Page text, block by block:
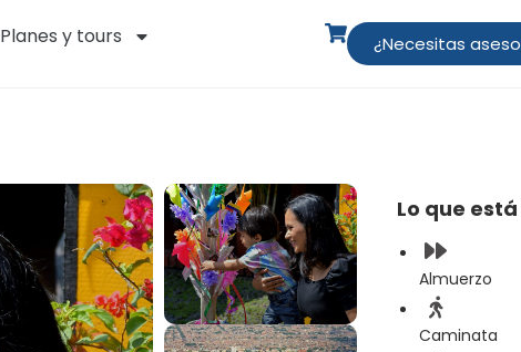
Planes y tours ¿Necesitas
Lo que
Almuerzo
Caminata